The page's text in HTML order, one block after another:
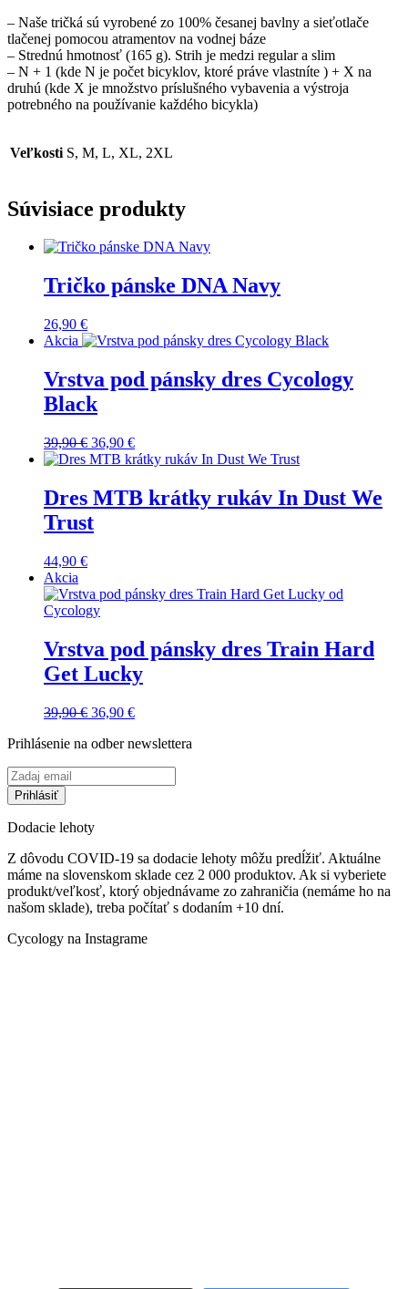
– Naše tričká sú vyrobené zo 100% česanej bavlny a sieťotlače
tlačenej pomocou atramentov na vodnej báze
– Strednú hmotnosť (165 g). Strih je medzi regular a slim
– N + 1 (kde N je počet bicyklov, ktoré práve vlastníte ) + X na
druhú (kde X je množstvo príslušného vybavenia a výstroja
potrebného na používanie každého bicykla)
Veľkosti S, M, L, XL, 2XL
Súvisiace produkty
Tričko pánske DNA Navy
26,90 €
Akcia
Vrstva pod pánsky dres Cycology
Black
39,90€ Pôvodná
cena
39,90 €.
36,90 €Aktuálna
cena
36,90 €.
Dres MTB krátky rukáv In Dust We
Trust
44,90 €
Akcia
Vrstva pod pánsky dres Train Hard
Get Lucky
39,90€ Pôvodná
bola:
36,90 €Aktuálna
je:
Prihlásenie na odber newslettera
Dodacie lehoty
Z dôvodu COVID-19 sa dodacie lehoty môžu predĺžiť. Aktuálne
máme na slovenskom sklade cez 2 000 produktov. Ak si vyberiete
produkt/veľkosť, ktorý objednávame zo zahraničia (nemáme ho na
našom sklade), treba počítať s dodaním +10 dní.
Cycology na Instagrame